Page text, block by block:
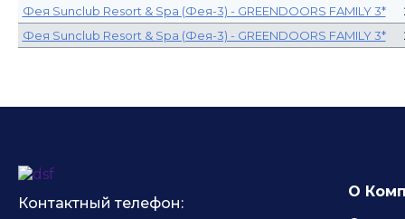
Фея Sunclub Resort & Spa (Фея-3) - GREENDOORS FAMILY 3*
Фея Sunclub Resort & Spa (Фея-3) - GREENDOORS FAMILY 3*
Контактный телефон:
О